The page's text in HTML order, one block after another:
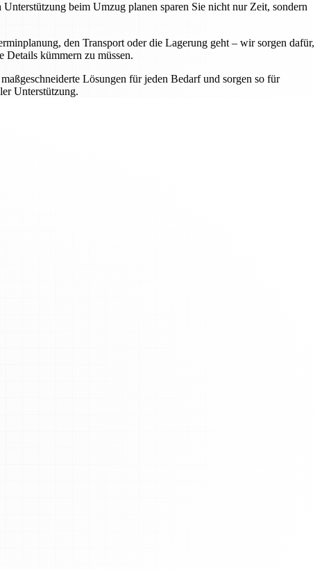
beim Umzug planen sparen Sie nicht nur Zeit, sondern
den Transport oder die Lagerung geht – wir sorgen dafür,
Details kümmern zu müssen.
Lösungen für jeden Bedarf und sorgen so für
Unterstützung.